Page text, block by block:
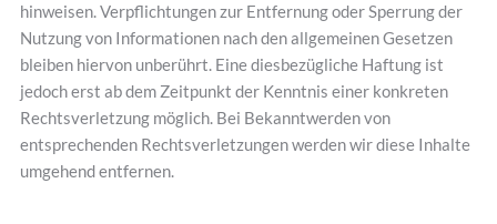
hinweisen. Verpflichtungen zur Entfernung oder Sperrung der
Nutzung von Informationen nach den allgemeinen Gesetzen
bleiben hiervon unberührt. Eine diesbezügliche Haftung ist
jedoch erst ab dem Zeitpunkt der Kenntnis einer konkreten
Rechtsverletzung möglich. Bei Bekanntwerden von
entsprechenden Rechtsverletzungen werden wir diese Inhalte
umgehend entfernen.